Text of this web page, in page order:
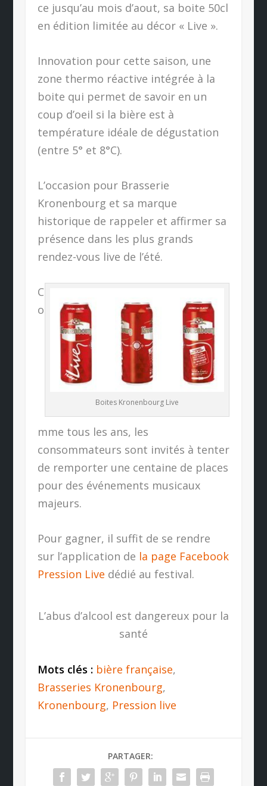
ce jusqu’au mois d’aout, sa boite 50cl
en édition limitée au décor « Live ».
Innovation pour cette saison, une
zone thermo réactive intégrée à la
boite qui permet de savoir en un
coup d’oeil si la bière est à
température idéale de dégustation
(entre 5° et 8°C).
L’occasion pour Brasserie
Kronenbourg et sa marque
historique de rappeler et affirmer sa
présence dans les plus grands
rendez-vous live de l’été.
Boites Kronenbourg Live
C
o
mme tous les ans, les
consommateurs sont invités à tenter
de remporter une centaine de places
pour des événements musicaux
majeurs.
Pour gagner, il suffit de se rendre
sur l’application de la page Facebook
Pression Live dédié au festival.
L’abus d’alcool est dangereux pour la
santé
Mots clés : bière française,
Brasseries Kronenbourg,
Kronenbourg, Pression live
PARTAGER: